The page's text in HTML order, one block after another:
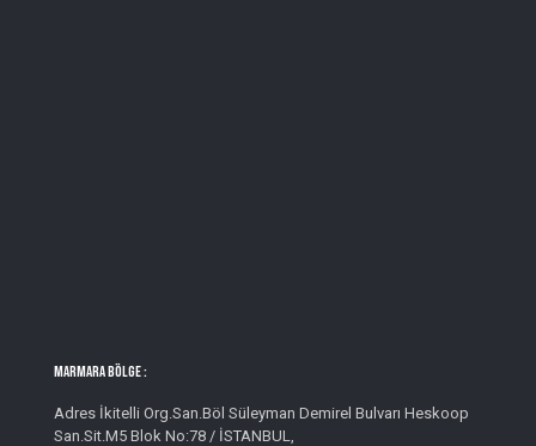
MARMARA BÖLGE :
Adres İkitelli Org.San.Böl Süleyman Demirel Bulvarı Heskoop
San.Sit.M5 Blok No:78 / İSTANBUL,